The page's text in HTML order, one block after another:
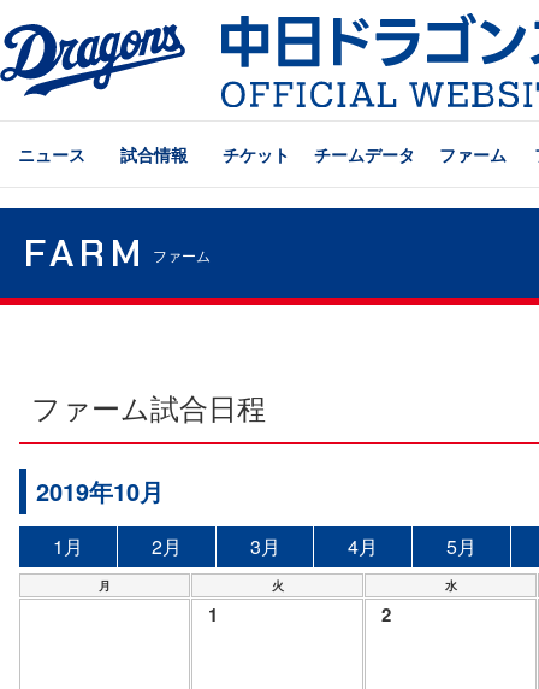
ニュース 試合情報 チケット チームデータ ファーム
FARM ファーム
ファーム試合日程
2019年10月
1月 2月 3月 4月 5月
月 火 水
1 2